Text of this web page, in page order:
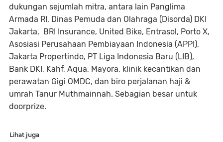
dukungan sejumlah mitra, antara lain Panglima
Armada RI, Dinas Pemuda dan Olahraga (Disorda) DKI
Jakarta, BRI Insurance, United Bike, Entrasol, Porto X,
Asosiasi Perusahaan Pembiayaan Indonesia (APPI),
Jakarta Propertindo, PT Liga Indonesia Baru (LIB),
Bank DKI, Kahf, Aqua, Mayora, klinik kecantikan dan
perawatan Gigi OMDC, dan biro perjalanan haji &
umrah Tanur Muthmainnah. Sebagian besar untuk
doorprize.
Lihat juga